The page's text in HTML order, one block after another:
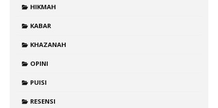
HIKMAH
KABAR
KHAZANAH
OPINI
PUISI
RESENSI